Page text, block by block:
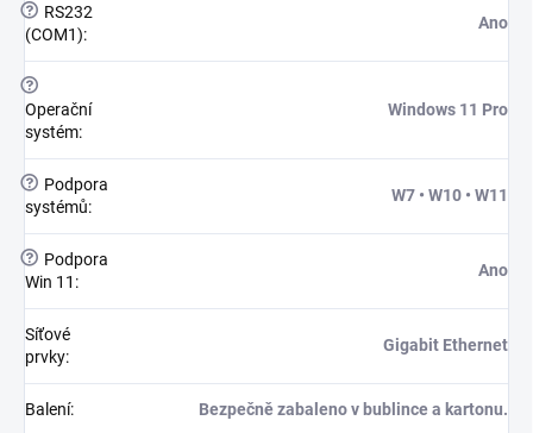
?
RS232
(COM1):
Ano
?
Operační
systém:
Windows 11 Pro
?
Podpora
systémů:
W7 • W10 • W11
?
Podpora
Win 11 :
Ano
Síťové
prvky:
Gigabit Ethernet
Balení: Bezpečně zabaleno v bublince a kartonu.